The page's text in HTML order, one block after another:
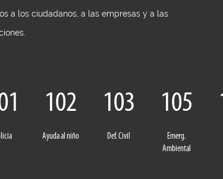
a los ciudadanos, a las empresas y a las
102
Ayuda al niño
103
Def. Civil
105
Emerg.
Ambiental